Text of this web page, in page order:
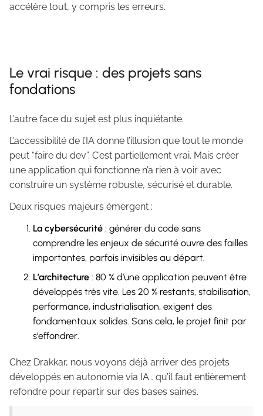
accélère tout, y compris les erreurs.
Le vrai risque : des projets sans
fondations
L’autre face du sujet est plus inquiétante.
L’accessibilité de l’IA donne l’illusion que tout le monde
peut “faire du dev”. C’est partiellement vrai. Mais créer
une application qui fonctionne n’a rien à voir avec
construire un système robuste, sécurisé et durable.
Deux risques majeurs émergent :
La cybersécurité : générer du code sans
comprendre les enjeux de sécurité ouvre des failles
importantes, parfois invisibles au départ.
L’architecture : 80 % d’une application peuvent être
développés très vite. Les 20 % restants, stabilisation,
performance, industrialisation, exigent des
fondamentaux solides. Sans cela, le projet finit par
s’effondrer.
Chez Drakkar, nous voyons déjà arriver des projets
développés en autonomie via IA… qu’il faut entièrement
refondre pour repartir sur des bases saines.